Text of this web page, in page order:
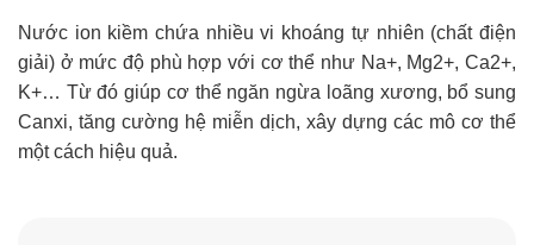
Nước ion kiềm chứa nhiều vi khoáng tự nhiên (chất điện
giải) ở mức độ phù hợp với cơ thể như Na+, Mg2+, Ca2+,
K+… Từ đó giúp cơ thể ngăn ngừa loãng xương, bổ sung
Canxi, tăng cường hệ miễn dịch, xây dựng các mô cơ thể
một cách hiệu quả.